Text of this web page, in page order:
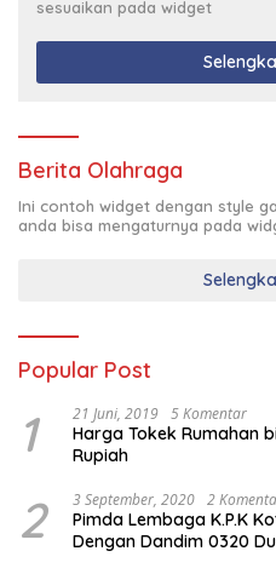
sesuaikan pada widget
Berita Olahraga
Ini contoh widget dengan style
anda bisa mengaturnya pada
Popular Post
1 21 Juni, 2019 5 Komentar
Harga Tokek Rumahan
Rupiah
2 3 September, 2020 2
Pimda Lembaga K.P.K
Dengan Dandim 0320